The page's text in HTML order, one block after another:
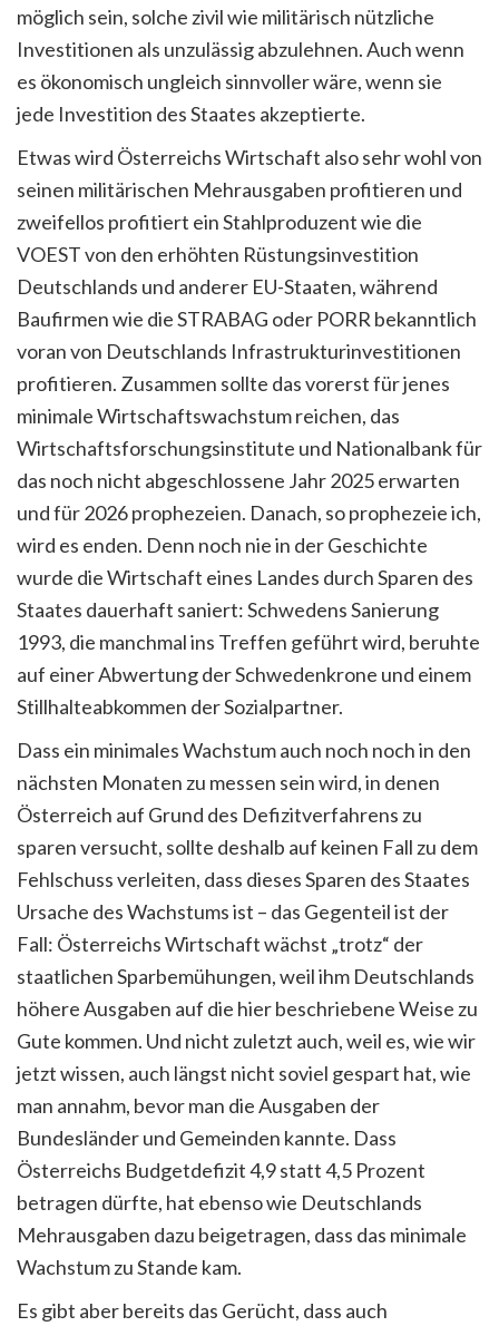
möglich sein, solche zivil wie militärisch nützliche
Investitionen als unzulässig abzulehnen. Auch wenn
es ökonomisch ungleich sinnvoller wäre, wenn sie
jede Investition des Staates akzeptierte.
Etwas wird Österreichs Wirtschaft also sehr wohl von
seinen militärischen Mehrausgaben profitieren und
zweifellos profitiert ein Stahlproduzent wie die
VOEST von den erhöhten Rüstungsinvestition
Deutschlands und anderer EU-Staaten, während
Baufirmen wie die STRABAG oder PORR bekanntlich
voran von Deutschlands Infrastrukturinvestitionen
profitieren. Zusammen sollte das vorerst für jenes
minimale Wirtschaftswachstum reichen, das
Wirtschaftsforschungsinstitute und Nationalbank für
das noch nicht abgeschlossene Jahr 2025 erwarten
und für 2026 prophezeien. Danach, so prophezeie ich,
wird es enden. Denn noch nie in der Geschichte
wurde die Wirtschaft eines Landes durch Sparen des
Staates dauerhaft saniert: Schwedens Sanierung
1993, die manchmal ins Treffen geführt wird, beruhte
auf einer Abwertung der Schwedenkrone und einem
Stillhalteabkommen der Sozialpartner.
Dass ein minimales Wachstum auch noch noch in den
nächsten Monaten zu messen sein wird, in denen
Österreich auf Grund des Defizitverfahrens zu
sparen versucht, sollte deshalb auf keinen Fall zu dem
Fehlschuss verleiten, dass dieses Sparen des Staates
Ursache des Wachstums ist – das Gegenteil ist der
Fall: Österreichs Wirtschaft wächst „trotz“ der
staatlichen Sparbemühungen, weil ihm Deutschlands
höhere Ausgaben auf die hier beschriebene Weise zu
Gute kommen. Und nicht zuletzt auch, weil es, wie wir
jetzt wissen, auch längst nicht soviel gespart hat, wie
man annahm, bevor man die Ausgaben der
Bundesländer und Gemeinden kannte. Dass
Österreichs Budgetdefizit 4,9 statt 4,5 Prozent
betragen dürfte, hat ebenso wie Deutschlands
Mehrausgaben dazu beigetragen, dass das minimale
Wachstum zu Stande kam.
Es gibt aber bereits das Gerücht, dass auch